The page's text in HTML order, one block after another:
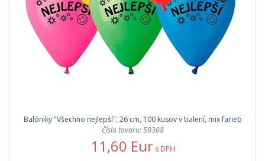
Balóniky "Všechno nejlepší", 26 cm, 100 kusov v balení, mix farieb
Číslo tovaru: 50308
11,60 Eur s DPH